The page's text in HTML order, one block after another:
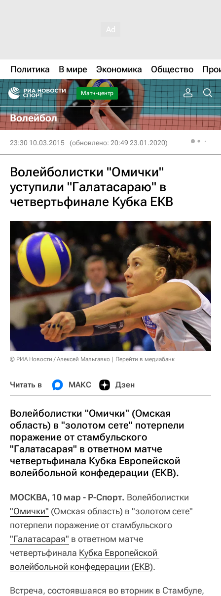
Политика В мире Экономика Общество
Матч-центр
Волейбол
23:30 10.03.2015 (обновлено: 20:49 23.01.2020)
Волейболистки "Омички"
уступили "Галатасараю" в
четвертьфинале Кубка ЕКВ
© РИА Новости / Алексей Мальгавко Перейти в медиабанк
Читать в МАКС Дзен
Волейболистки "Омички" (Омская
область) в "золотом сете" потерпели
поражение от стамбульского
"Галатасарая" в ответном матче
четвертьфинала Кубка Европейской
волейбольной конфедерации (ЕКВ).
МОСКВА, 10 мар - Р-Спорт. Волейболистки
"Омички" (Омская область) в "золотом сете"
потерпели поражение от стамбульского
"Галатасарая" в ответном матче
четвертьфинала Кубка Европейской
волейбольной конфедерации (ЕКВ).
Встреча, состоявшаяся во вторник в Стамбуле,